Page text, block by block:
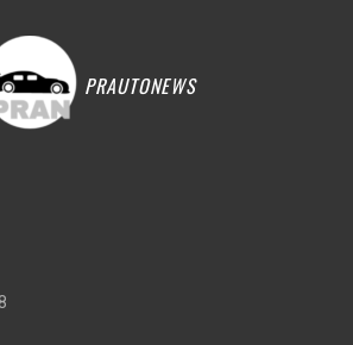
PRAUTONEWS